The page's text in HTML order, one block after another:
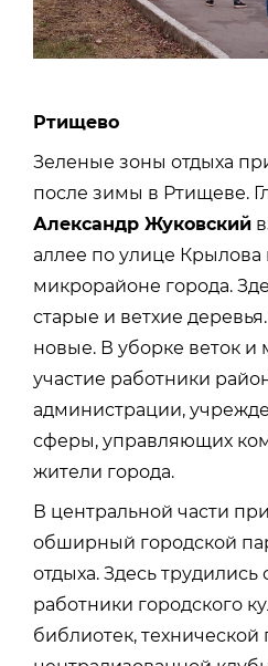
Ртищево
Зеленые зоны отдыха
после зимы в Ртищеве.
Александр Жуковский
аллее по улице Крылова
микрорайоне города.
старые и ветхие
новые. В уборке веток и
участие работники
администрации,
сферы, управляющих
жители города.
В центральной части
обширный городской
отдыха. Здесь трудились
работники городского
библиотек, технической